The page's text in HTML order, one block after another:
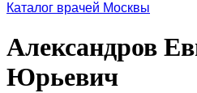
Каталог врачей Москвы
Александров
Юрьевич